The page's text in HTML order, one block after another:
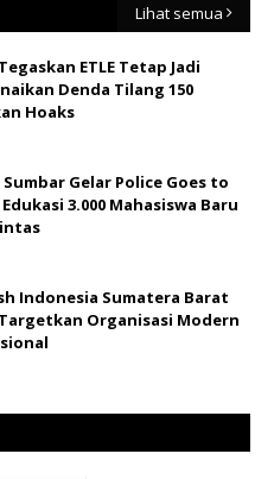
Lihat semua
ETLE Tetap Jadi
Denda Tilang 150
Hoaks
Gelar Police Goes to
3.000 Mahasiswa Baru
Indonesia Sumatera Barat
Organisasi Modern